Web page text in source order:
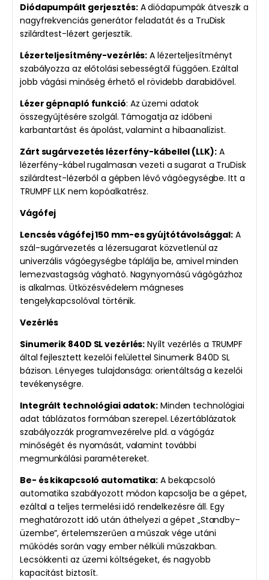
Diódapumpált gerjesztés:A diódapumpák átveszik a
nagyfrekvenciás generátor feladatát és a TruDisk
szilárdtest-lézert gerjesztik.
Lézerteljesítmény-vezérlés: A lézerteljesítményt
szabályozza az előtolási sebességtől függően. Ezáltal
jobb vágási minőség érhető el rövidebb darabidővel.
Lézer gépnapló funkció: Az üzemi adatok
összegyűjtésére szolgál. Támogatja az időbeni
karbantartást és ápolást, valamint a hibaanalízist.
Zárt sugárvezetés lézerfény-kábellel (LLK):A
lézerfény-kábel rugalmasan vezeti a sugarat a TruDisk
szilárdtest-lézerből a gépben lévő vágóegységbe. Itt a
TRUMPF LLK nem kopóalkatrész.
Vágófej
Lencsés vágófej 150 mm-es gyújtótávolsággal:A
szál-sugárvezetés a lézersugarat közvetlenül az
univerzális vágóegységbe táplálja be, amivel minden
lemezvastagság vágható. Nagynyomású vágógázhoz
is alkalmas. Ütközésvédelem mágneses
tengelykapcsolóval történik.
Vezérlés
Sinumerik 840D SL vezérlés: Nyílt vezérlés a TRUMPF
által fejlesztett kezelői felülettel Sinumerik 840D SL
bázison. Lényeges tulajdonsága: orientáltság a kezelői
tevékenységre.
Integrált technológiai adatok: Minden technológiai
adat táblázatos formában szerepel. Lézertáblázatok
szabályozzák programvezérelve pld. a vágógáz
minőségét és nyomását, valamint további
megmunkálási paramétereket.
Be- és kikapcsoló automatika: A bekapcsoló
automatika szabályozott módon kapcsolja be a gépet,
ezáltal a teljes termelési idő rendelkezésre áll. Egy
meghatározott idő után áthelyezi a gépet „Standby–
üzembe”, értelemszerűen a műszak vége utáni
működés során vagy ember nélküli műszakban.
Lecsökkenti az üzemi költségeket, és nagyobb
kapacitást biztosít.